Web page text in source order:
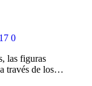
0
las figuras
través de los…